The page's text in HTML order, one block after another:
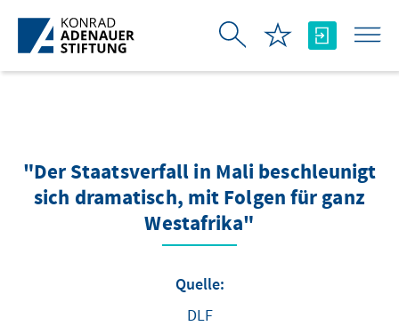
Zum Hauptinhalt springen
"Der Staatsverfall in Mali beschleunigt
sich dramatisch, mit Folgen für ganz
Westafrika"
Quelle:
DLF